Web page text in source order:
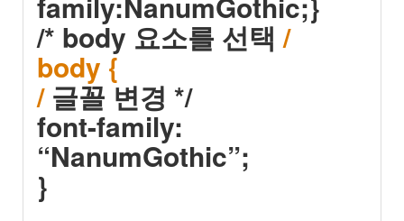
/* body 요소를 선택 /
body {
/글꼴 변경 */
font-family:
“NanumGothic”;
}